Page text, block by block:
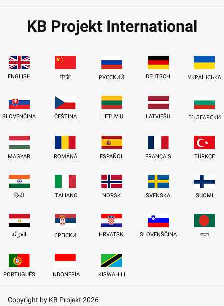
KB Projekt International
ENGLISH 中文 РУССКИЙ DEUTSCH УКРАЇНСЬКА
SLOVENČINA ČEŠTINA LIETUVIŲ LATVIEŠU БЪЛГАРСКИ
MAGYAR ROMÂNĂ ESPAÑOL FRANÇAIS TÜRKÇE
हिन्दी ITALIANO NORSK SVENSKA SUOMI
العَرَبِيَّة СРПСКИ HRVATSKI SLOVENŠČINA বাংলা
PORTUGUÊS INDONESIA KISWAHILI
Copyright by KB Projekt 2026